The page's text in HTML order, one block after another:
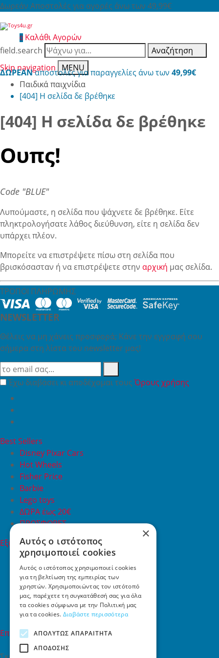
Δωρεάν Αποστολές για αγορές άνω των 49,99€
0 Καλάθι Αγορών
field.search
Αναζήτηση
Skip navigation
MENU
ΔΩΡΕΑΝαποστολές για παραγγελίες άνω των 49,99€
Παιδικά παιχνίδια
[404] Η σελίδα δε βρέθηκε
[404] Η σελίδα δε βρέθηκε
Ουπς!
Code "BLUE"
Λυπούμαστε, η σελίδα που ψάχνετε δε βρέθηκε. Είτε
πληκτρολογήσατε λάθος διεύθυνση, είτε η σελίδα δεν
υπάρχει πλέον.
Μπορείτε να επιστρέψετε πίσω στη σελίδα που
βρισκόσασταν ή να επιστρέψετε στην αρχική μας σελίδα.
ΤΡΟΠΟΙ ΠΛΗΡΩΜΗΣ
NEWSLETTER
Θέλεις να μη χάνεις προσφορά; Κάνε την εγγραφή σου
σήμερα στη λίστα του newsletter μας!
Έχω διαβάσει κι αποδέχομαι τουςΌρους χρήσης
Best Sellers
Disney Pixar Cars
Hot Wheels
Fisher Price
Barbie
Lego toys
ΔΩΡΑ έως 20€
ΠΡΟΣΦΟΡΕΣ
Εξυπηρέτηση Πελατών
Εξυπηρέτηση πελατών
Συχνές ερωτήσεις
Όροι χρήσης
Τρόποι Πληρωμής
Επιστροφές
Επικοινωνία
Επικοινωνία
×
Αυτός ο ιστότοπος
χρησιμοποιεί cookies
Αυτός ο ιστότοπος χρησιμοποιεί cookies
για τη βελτίωση της εμπειρίας των
χρηστών. Χρησιμοποιώντας τον ιστότοπό
μας, παρέχετε τη συγκατάθεσή σας για όλα
τα cookies σύμφωνα με την Πολιτική μας
για τα cookies. Διαβάστε περισσότερα
ΑΠΟΛΎΤΩΣ ΑΠΑΡΑΊΤΗΤΑ
ΑΠΌΔΟΣΗΣ